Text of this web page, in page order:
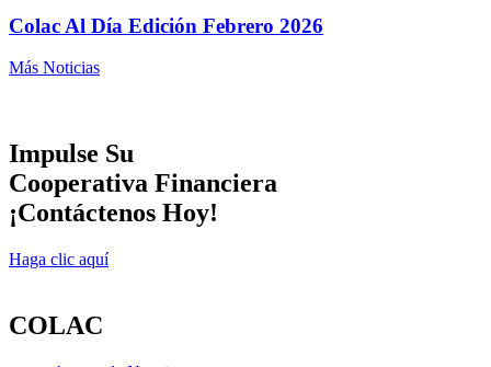
Colac Al Día Edición Febrero 2026
Más Noticias
Impulse Su
Cooperativa Financiera
¡Contáctenos Hoy!
Haga clic aquí
COLAC